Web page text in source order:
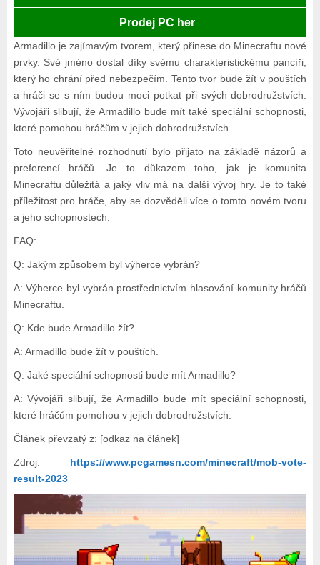
Prodej PC her
Armadillo je zajímavým tvorem, který přinese do Minecraftu nové
prvky. Své jméno dostal díky svému charakteristickému pancíři,
který ho chrání před nebezpečím. Tento tvor bude žít v pouštích
a hráči se s ním budou moci potkat při svých dobrodružstvích.
Vývojáři slibují, že Armadillo bude mít také speciální schopnosti,
které pomohou hráčům v jejich dobrodružstvích.
Toto neuvěřitelné rozhodnutí bylo přijato na základě názorů a
preferencí hráčů. Je to důkazem toho, jak je komunita
Minecraftu důležitá a jaký vliv má na další vývoj hry. Je to také
příležitost pro hráče, aby se dozvěděli více o tomto novém tvoru
a jeho schopnostech.
FAQ:
Q: Jakým způsobem byl výherce vybrán?
A: Výherce byl vybrán prostřednictvím hlasování komunity hráčů
Minecraftu.
Q: Kde bude Armadillo žít?
A: Armadillo bude žít v pouštích.
Q: Jaké speciální schopnosti bude mít Armadillo?
A: Vývojáři slibují, že Armadillo bude mít speciální schopnosti,
které hráčům pomohou v jejich dobrodružstvích.
Článek převzatý z: [odkaz na článek]
Zdroj: https://www.pcgamesn.com/minecraft/mob-vote-
result-2023